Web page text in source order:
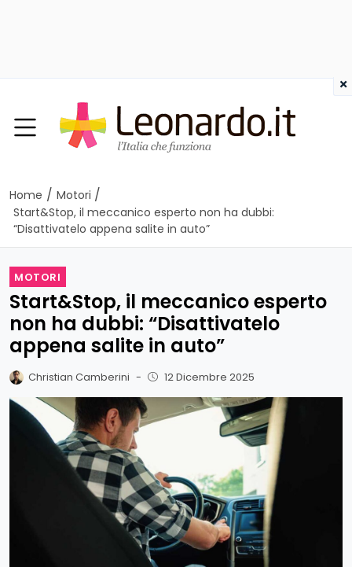
Home / Motori /
Start&Stop, il meccanico esperto non ha dubbi:
“Disattivatelo appena salite in auto”
MOTORI
Start&Stop, il meccanico esperto
non ha dubbi: “Disattivatelo
appena salite in auto”
Christian Camberini - 12 Dicembre 2025
×